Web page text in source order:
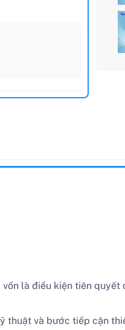
là điều kiện tiên
và bước tiếp cận